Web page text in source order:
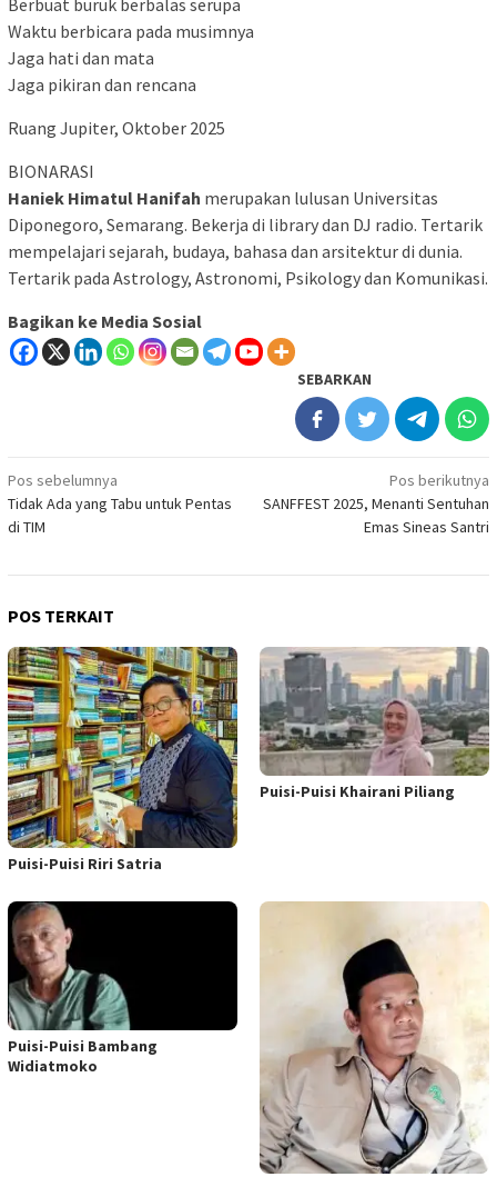
Waktu berbicara pada musimnya
Jaga hati dan mata
Jaga pikiran dan rencana
Ruang Jupiter, Oktober 2025
BIONARASI
Haniek Himatul Hanifah merupakan lulusan Universitas
Diponegoro, Semarang. Bekerja di library dan DJ radio. Tertarik
mempelajari sejarah, budaya, bahasa dan arsitektur di dunia.
Tertarik pada Astrology, Astronomi, Psikology dan Komunikasi.
Bagikan ke Media Sosial
SEBARKAN
Navigasi
pos
Pos sebelumnya
Tidak Ada yang Tabu untuk Pentas
di TIM
Pos berikutnya
SANFFEST 2025, Menanti Sentuhan
Emas Sineas Santri
POS TERKAIT
Puisi-Puisi Riri Satria
Puisi-Puisi Khairani Piliang
Puisi-Puisi Bambang
Widiatmoko